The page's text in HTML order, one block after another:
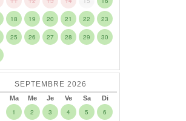
18 19 20 21 22 23
25 26 27 28 29 30
SEPTEMBRE 2026
Ma Me Je Ve Sa Di
1 2 3 4 5 6